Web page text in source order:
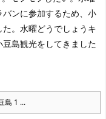
バンに参加するため、小
。水曜どうでしょうキ
島観光をしてきました
島 1 ...